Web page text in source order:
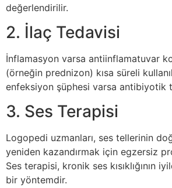
değerlendirilir.
2. İlaç Tedavisi
İnflamasyon varsa antiinflamatuvar
(örneğin prednizon) kısa süreli
enfeksiyon şüphesi varsa antibiyotik
3. Ses Terapisi
Logopedi uzmanları, ses tellerinin
yeniden kazandırmak için egzersiz
Ses terapisi, kronik ses kısıklığının
bir yöntemdir.